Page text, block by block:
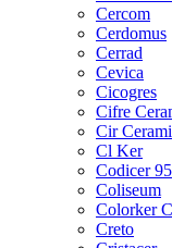
Cercom
Cerdomus
Cerrad
Cevica
Cicogres
Cifre
Cir
Cl Ker
Codicer 95
Coliseum
Colorker
Creto